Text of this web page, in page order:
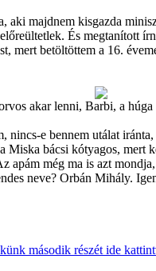
majdnem kisgazda
És megtanított
mert betöltöttem a 16.
akar lenni, Barbi, a
e bennem utálat
bácsi kótyagos,
apám még ma is azt
neve? Orbán Mihály.
második részét ide